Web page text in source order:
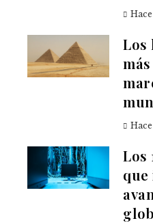
Los
Hace
Los